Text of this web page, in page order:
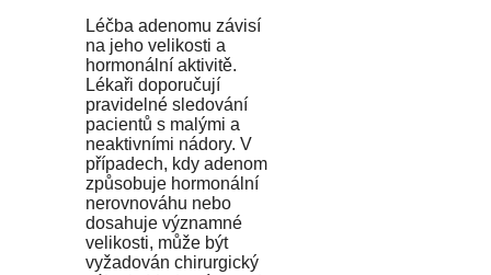
Léčba adenomu závisí
na jeho velikosti a
hormonální aktivitě.
Lékaři doporučují
pravidelné sledování
pacientů s malými a
neaktivními nádory. V
případech, kdy adenom
způsobuje hormonální
nerovnováhu nebo
dosahuje významné
velikosti, může být
vyžadován chirurgický